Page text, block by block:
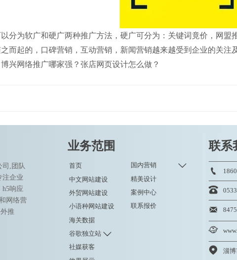
分为软广和硬广两种推广方法，硬广可分为：关键词竟价，网
而起的，口碑营销，互动营销，新闻营销越来越受到企业的关注
兴网络推广哪家强？张店网页设计怎么做？
司,团队
注企业
h5响应
网络营
推
业务范围
首页
中文网站建设
外贸网站建设
小语种网站建设
海关数据
谷歌独立站 
社媒获客
国内营销 
精美设计
案例中心
联系报价
联系




